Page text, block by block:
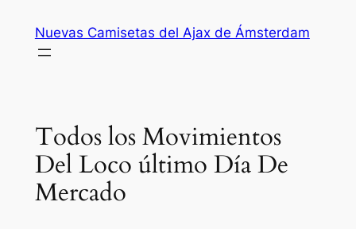
contenido
Nuevas Camisetas del Ajax de Ámsterdam
Todos los Movimientos
Del Loco último Día De
Mercado